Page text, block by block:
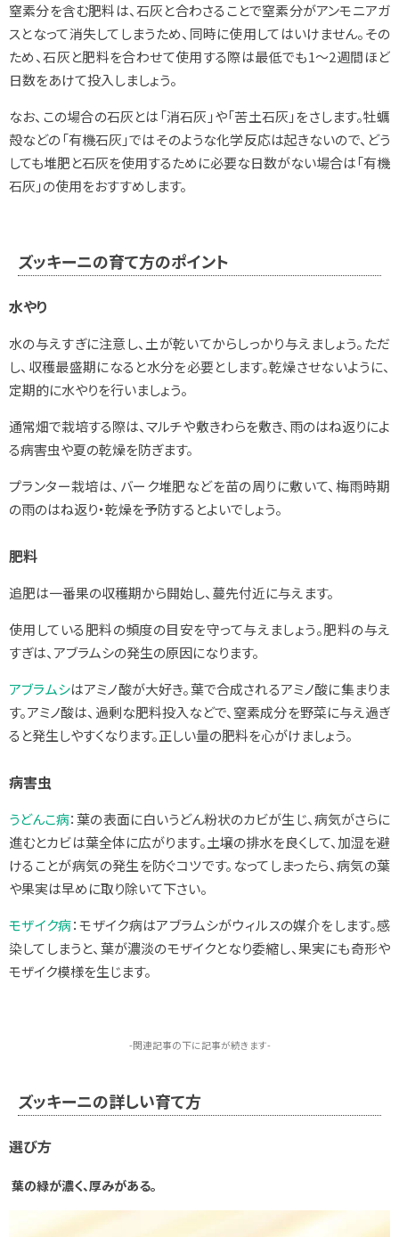
窒素分を含む肥料は、石灰と合わさることで窒素分がアンモニアガ
スとなって消失してしまうため、同時に使用してはいけません。その
ため、石灰と肥料を合わせて使用する際は最低でも1～2週間ほど
日数をあけて投入しましょう。
なお、この場合の石灰とは「消石灰」や「苦土石灰」をさします。牡蠣
殻などの「有機石灰」ではそのような化学反応は起きないので、どう
しても堆肥と石灰を使用するために必要な日数がない場合は「有機
石灰」の使用をおすすめします。
ズッキーニの育て方のポイント
水やり
水の与えすぎに注意し、土が乾いてからしっかり与えましょう。ただ
し、収穫最盛期になると水分を必要とします。乾燥させないように、
定期的に水やりを行いましょう。
通常畑で栽培する際は、マルチや敷きわらを敷き、雨のはね返りによ
る病害虫や夏の乾燥を防ぎます。
プランター栽培は、バーク堆肥などを苗の周りに敷いて、梅雨時期
の雨のはね返り・乾燥を予防するとよいでしょう。
肥料
追肥は一番果の収穫期から開始し、蔓先付近に与えます。
使用している肥料の頻度の目安を守って与えましょう。肥料の与え
すぎは、アブラムシの発生の原因になります。
アブラムシはアミノ酸が大好き。葉で合成されるアミノ酸に集まりま
す。アミノ酸は、過剰な肥料投入などで、窒素成分を野菜に与え過ぎ
ると発生しやすくなります。正しい量の肥料を心がけましょう。
病害虫
うどんこ病：葉の表面に白いうどん粉状のカビが生じ、病気がさらに
進むとカビは葉全体に広がります。土壌の排水を良くして、加湿を避
けることが病気の発生を防ぐコツです。なってしまったら、病気の葉
や果実は早めに取り除いて下さい。
モザイク病：モザイク病はアブラムシがウィルスの媒介をします。感
染してしまうと、葉が濃淡のモザイクとなり委縮し、果実にも奇形や
モザイク模様を生じます。
-関連記事の下に記事が続きます-
ズッキーニの詳しい育て方
選び方
葉の緑が濃く、厚みがある。